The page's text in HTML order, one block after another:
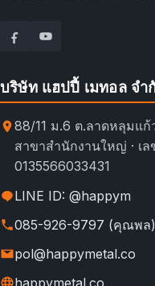
บริษัท แฮปปี้ เมทอล จำ
88/11 ม.6 ต.ลาดหลุมแ
สาขาสำนักงานใหญ่ · เล
0135566033431
LINE ID: @happym
085-926-9797 (คุณพล)
pol@happymetal.co